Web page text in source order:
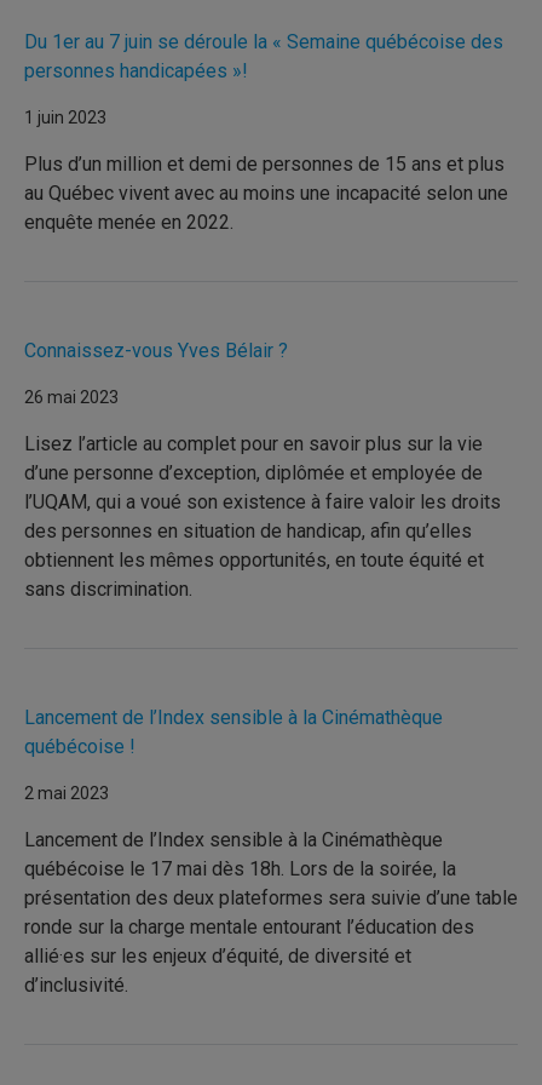
Du 1er au 7 juin se déroule la « Semaine québécoise des
personnes handicapées »!
1 juin 2023
Plus d’un million et demi de personnes de 15 ans et plus
au Québec vivent avec au moins une incapacité selon une
enquête menée en 2022.
Connaissez-vous Yves Bélair ?
26 mai 2023
Lisez l’article au complet pour en savoir plus sur la vie
d’une personne d’exception, diplômée et employée de
l’UQAM, qui a voué son existence à faire valoir les droits
des personnes en situation de handicap, afin qu’elles
obtiennent les mêmes opportunités, en toute équité et
sans discrimination.
Lancement de l’Index sensible à la Cinémathèque
québécoise !
2 mai 2023
Lancement de l’Index sensible à la Cinémathèque
québécoise le 17 mai dès 18h. Lors de la soirée, la
présentation des deux plateformes sera suivie d’une table
ronde sur la charge mentale entourant l’éducation des
allié·es sur les enjeux d’équité, de diversité et
d’inclusivité.